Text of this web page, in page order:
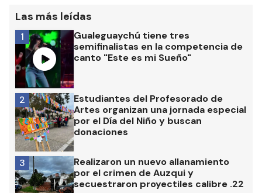
Las más leídas
Gualeguaychú tiene tres
semifinalistas en la competencia de
canto "Este es mi Sueño"
1
Estudiantes del Profesorado de
Artes organizan una jornada especial
por el Día del Niño y buscan
donaciones
2
Realizaron un nuevo allanamiento
por el crimen de Auzqui y
secuestraron proyectiles calibre .22
3